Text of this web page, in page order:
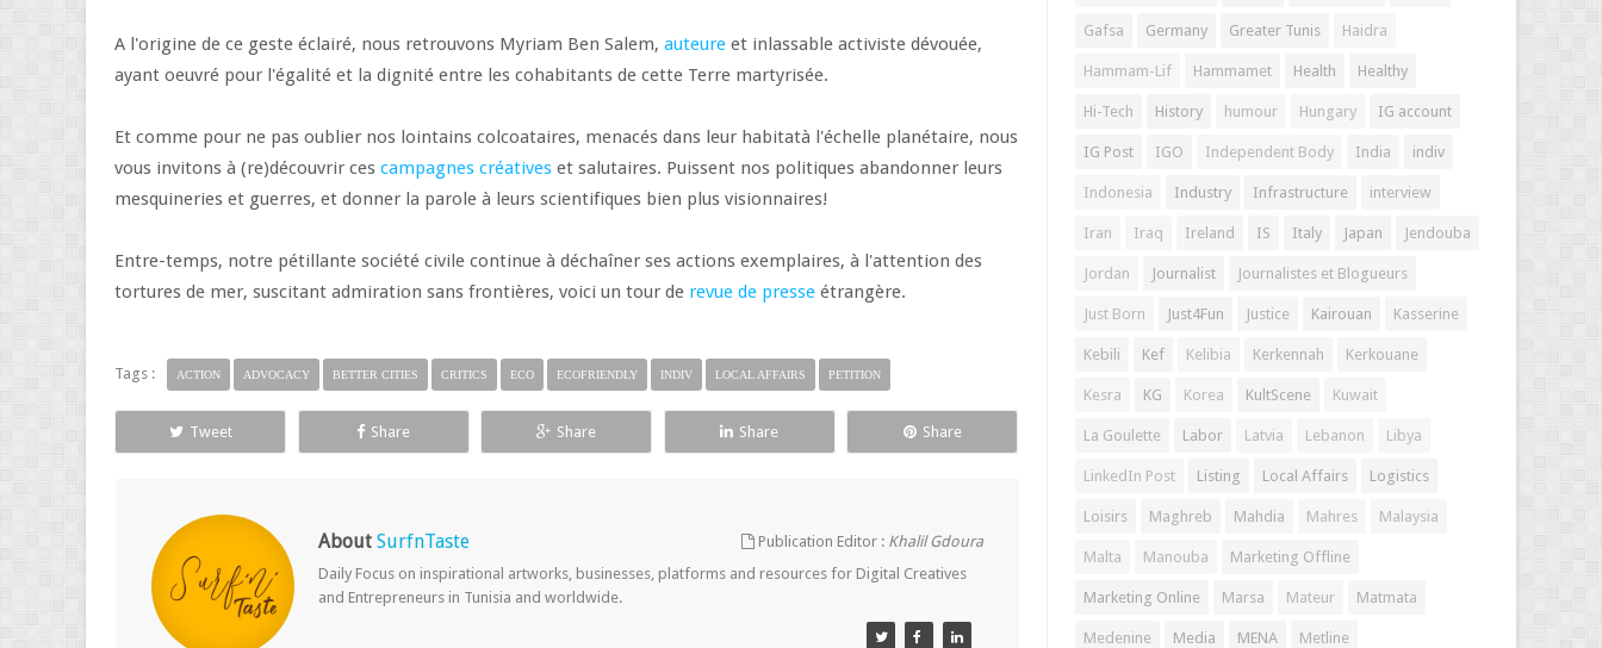
A l'origine de ce geste éclairé, nous retrouvons Myriam Ben Salem, auteure et inlassable activiste dévouée,
ayant oeuvré pour l'égalité et la dignité entre les cohabitants de cette Terre martyrisée.
Et comme pour ne pas oublier nos lointains colcoataires, menacés dans leur habitatà l'échelle planétaire, nous
vous invitons à (re)découvrir ces campagnes créatives et salutaires. Puissent nos politiques abandonner leurs
mesquineries et guerres, et donner la parole à leurs scientifiques bien plus visionnaires!
Entre-temps, notre pétillante société civile continue à déchaîner ses actions exemplaires, à l'attention des
tortures de mer, suscitant admiration sans frontières, voici un tour de revue de presse étrangère.
Tags : ACTION ADVOCACY BETTER CITIES CRITICS ECO ECOFRIENDLY INDIV LOCAL AFFAIRS PETITION
Tweet Share Share Share Share
About SurfnTaste Publication Editor : Khalil Gdoura
Daily Focus on inspirational artworks, businesses, platforms and resources for Digital Creatives
and Entrepreneurs in Tunisia and worldwide.
Gafsa Germany Greater Tunis Haidra
Hammam-Lif Hammamet Health Healthy
Hi-Tech History humour Hungary IG account
IG Post IGO Independent Body India indiv
Indonesia Industry Infrastructure interview
Iran Iraq Ireland IS Italy Japan Jendouba
Jordan Journalist Journalistes et Blogueurs
Just Born Just4Fun Justice Kairouan Kasserine
Kebili Kef Kelibia Kerkennah Kerkouane
Kesra KG Korea KultScene Kuwait
La Goulette Labor Latvia Lebanon Libya
LinkedIn Post Listing Local Affairs Logistics
Loisirs Maghreb Mahdia Mahres Malaysia
Malta Manouba Marketing Offline
Marketing Online Marsa Mateur Matmata
Medenine Media MENA Metline